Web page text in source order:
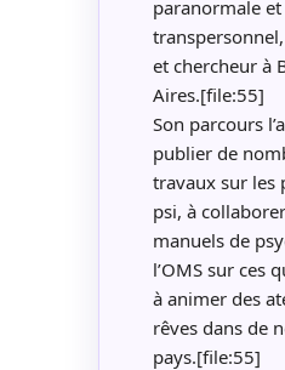
paranormale et
et chercheur à
Aires.[file:55]
Son parcours
publier de
travaux sur les
psi, à
manuels de
l’OMS sur ces
à animer des
rêves dans de
pays.[file:55]